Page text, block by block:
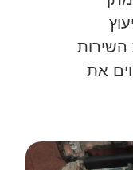
השירות
את